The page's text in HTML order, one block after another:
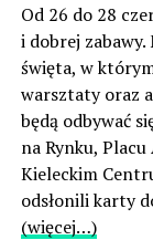
Od 26 do 28
i dobrej
święta, w
warsztaty oraz
będą odbywać
na Rynku,
Kieleckim
odsłonili karty
(więcej…)